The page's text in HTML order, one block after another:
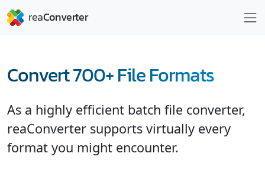
Convert 700+ File Formats
As a highly efficient batch file converter,
reaConverter supports virtually every
format you might encounter.